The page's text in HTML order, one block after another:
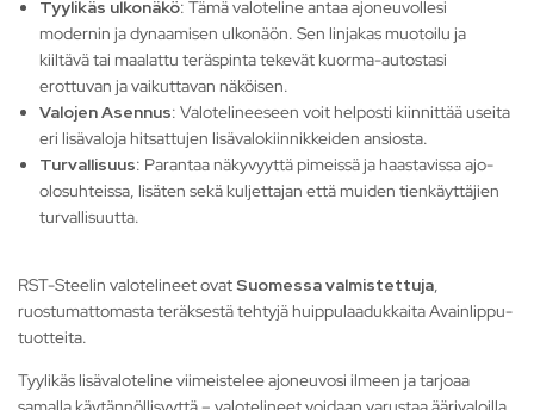
Tyylikäs ulkonäkö: Tämä valoteline antaa ajoneuvollesi
modernin ja dynaamisen ulkonäön. Sen linjakas muotoilu ja
kiiltävä tai maalattu teräspinta tekevät kuorma-autostasi
erottuvan ja vaikuttavan näköisen.
Valojen Asennus: Valotelineeseen voit helposti kiinnittää useita
eri lisävaloja hitsattujen lisävalokiinnikkeiden ansiosta.
Turvallisuus: Parantaa näkyvyyttä pimeissä ja haastavissa ajo-
olosuhteissa, lisäten sekä kuljettajan että muiden tienkäyttäjien
turvallisuutta.
RST-Steelin valotelineet ovat Suomessa valmistettuja,
ruostumattomasta teräksestä tehtyjä huippulaadukkaita Avainlippu-
tuotteita.
Tyylikäs lisävaloteline viimeistelee ajoneuvosi ilmeen ja tarjoaa